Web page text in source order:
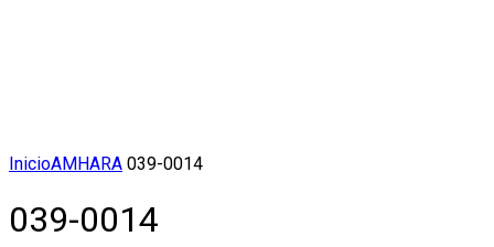
InicioAMHARA 039-0014
039-0014